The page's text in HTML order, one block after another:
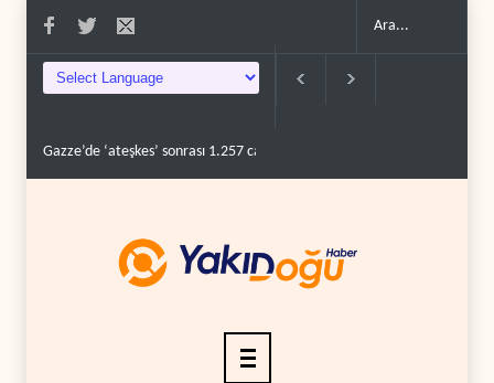
‘ateşkes’ sonrası 1.257 can kaybı..